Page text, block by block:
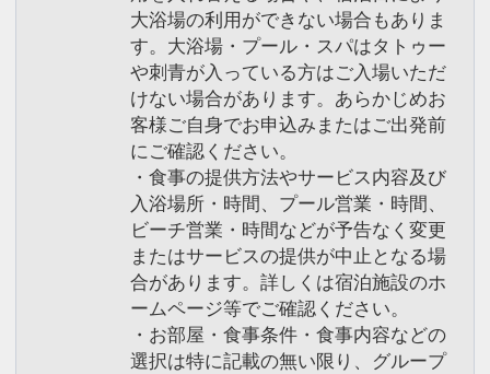
大浴場の利用ができない場合もありま
す。大浴場・プール・スパはタトゥー
や刺青が入っている方はご入場いただ
けない場合があります。あらかじめお
客様ご自身でお申込みまたはご出発前
にご確認ください。
・食事の提供方法やサービス内容及び
入浴場所・時間、プール営業・時間、
ビーチ営業・時間などが予告なく変更
またはサービスの提供が中止となる場
合があります。詳しくは宿泊施設のホ
ームページ等でご確認ください。
・お部屋・食事条件・食事内容などの
選択は特に記載の無い限り、グループ